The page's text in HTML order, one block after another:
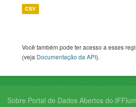
CSV
Você também pode ter acesso a esses
(veja Documentação da API).
Sobre Portal de Dados Abertos do